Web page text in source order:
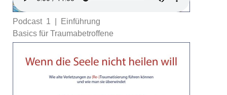
Podcast 1 | Einführung
Basics für Traumabetroffene